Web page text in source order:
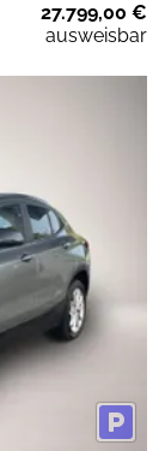
27.799,00 €
ausweisbar